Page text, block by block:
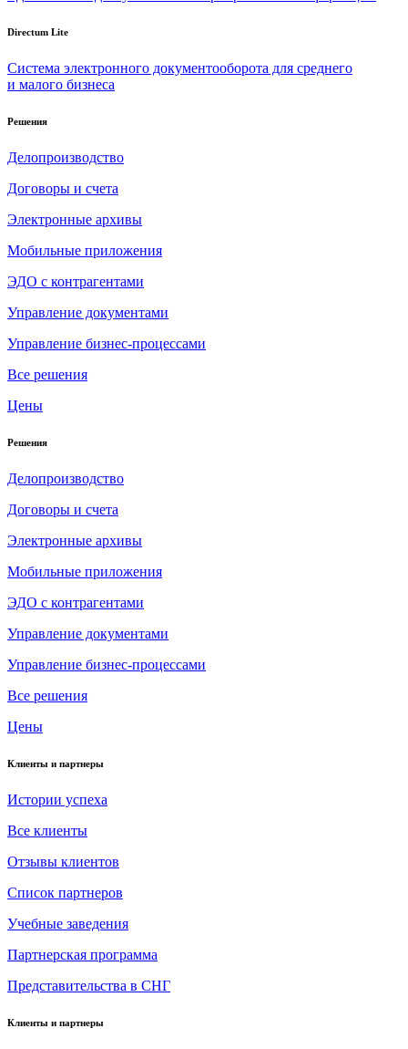
Directum Lite
Система электронного документооборота для среднего
и малого бизнеса
Решения
Делопроизводство
Договоры и счета
Электронные архивы
Мобильные приложения
ЭДО с контрагентами
Управление документами
Управление бизнес-процессами
Все решения
Цены
Решения
Делопроизводство
Договоры и счета
Электронные архивы
Мобильные приложения
ЭДО с контрагентами
Управление документами
Управление бизнес-процессами
Все решения
Цены
Клиенты и партнеры
Истории успеха
Все клиенты
Отзывы клиентов
Список партнеров
Учебные заведения
Партнерская программа
Представительства в СНГ
Клиенты и партнеры